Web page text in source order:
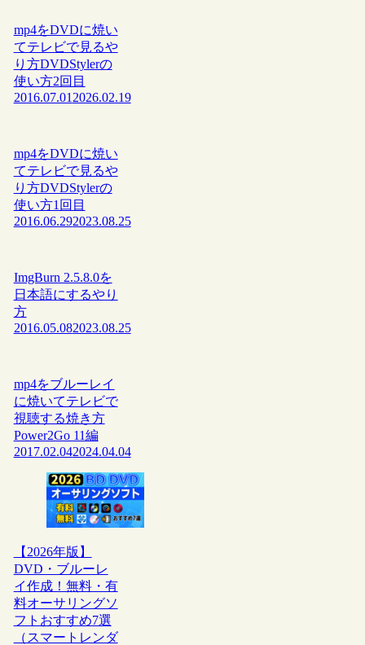
mp4をDVDに焼い
てテレビで見るや
り方DVDStylerの
使い方2回目
2016.07.01 2026.02.19
mp4をDVDに焼い
てテレビで見るや
り方DVDStylerの
使い方1回目
2016.06.292023.08.25
ImgBurn 2.5.8.0を
日本語にするやり
方
2016.05.082023.08.25
mp4をブルーレイ
に焼いてテレビで
視聴する焼き方
Power2Go 11編
2017.02.042024.04.04
【2026年版】
DVD・ブルーレ
イ作成！無料・有
料オーサリングソ
フトおすすめ7選
（スマートレンダ